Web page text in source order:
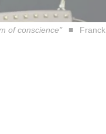
of conscience"
Franck